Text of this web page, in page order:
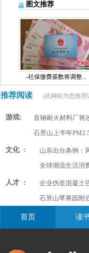
图文推荐
-社保缴费基数将调整...
推荐阅读 (此网站为您推荐
游戏: 首钢耐火材料厂将
石景山上半年
文化 : 山东出台条例：
全球潮流生活消
人才 : 企业伪造混凝土
石景山苹果园附
首页 读